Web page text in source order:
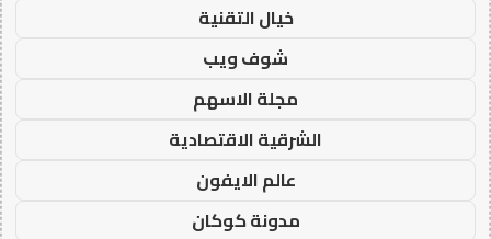
خيال التقنية
شوف ويب
مجلة الاسهم
الشرقية الاقتصادية
عالم الايفون
مدونة كوكان